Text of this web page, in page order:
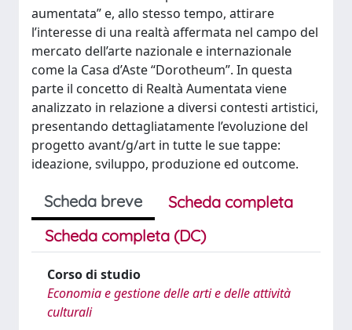
aumentata” e, allo stesso tempo, attirare
l’interesse di una realtà affermata nel campo del
mercato dell’arte nazionale e internazionale
come la Casa d’Aste “Dorotheum”. In questa
parte il concetto di Realtà Aumentata viene
analizzato in relazione a diversi contesti artistici,
presentando dettagliatamente l’evoluzione del
progetto avant/g/art in tutte le sue tappe:
ideazione, sviluppo, produzione ed outcome.
Scheda breve
Scheda completa
Scheda completa (DC)
Corso di studio
Economia e gestione delle arti e delle attività
culturali